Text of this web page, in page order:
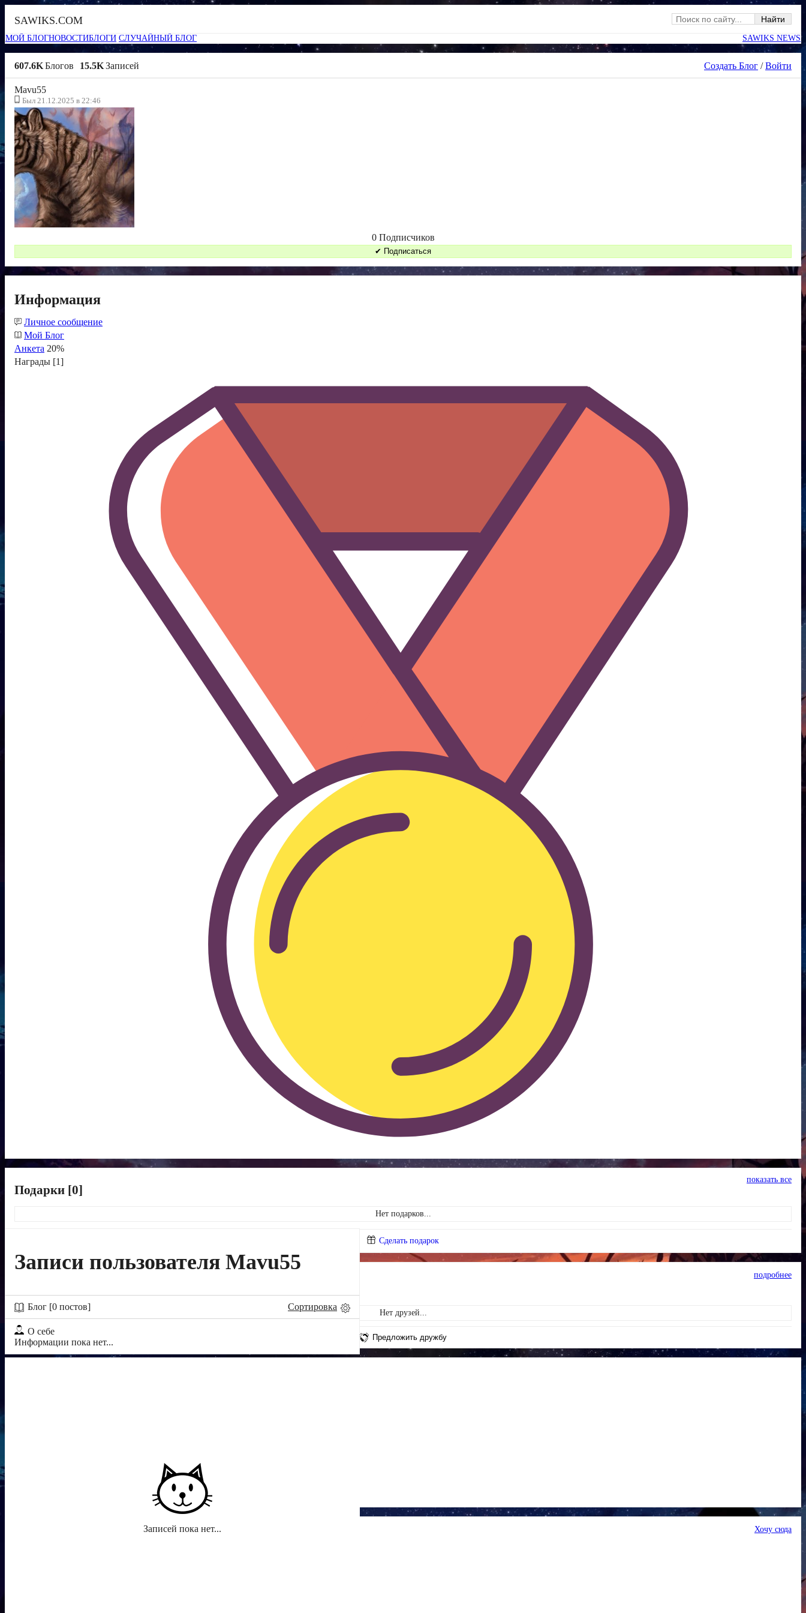
SAWIKS.COM
SAWIKS NEWS
МОЙ БЛОГНОВОСТИБЛОГИ СЛУЧАЙНЫЙ БЛОГ
607.6KБлогов 15.5KЗаписей Создать Блог /Войти
Mavu55
Был 21.12.2025 в 22:46
0 Подписчиков
Информация
Личное сообщение
Мой Блог
Анкета 20%
Награды [1]
показать все
Подарки [0]
Нет подарков...
Сделать подарок
подробнее
Нет друзей...
Предложить дружбу
Хочу сюда
Записи пользователя Mavu55
Сортировка
Блог [0 постов]
О себе
Информации пока нет...
Записей пока нет...